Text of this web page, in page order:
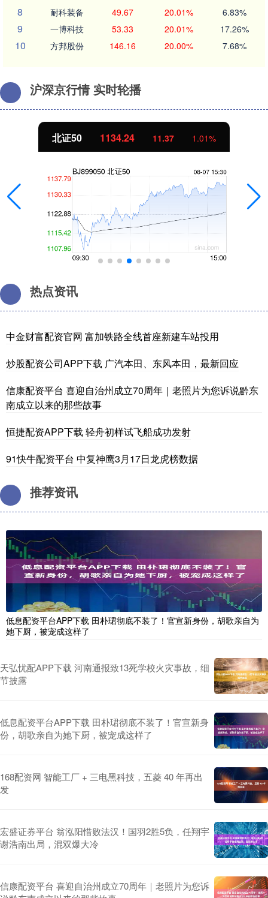
8 耐科装备 49.67 20.01% 6.83%
9 一博科技 53.33 20.01% 17.26%
10 方邦股份 146.16 20.00% 7.68%
沪深京行情 实时轮播
北证50 1134.24 11.37 1.01%
热点资讯
中金财富配资官网 富加铁路全线首座新建车站投用
炒股配资公司APP下载 广汽本田、东风本田，最新回应
信康配资平台 喜迎自治州成立70周年｜老照片为您诉说黔东
南成立以来的那些故事
恒捷配资APP下载 轻舟初样试飞船成功发射
91快牛配资平台 中复神鹰3月17日龙虎榜数据
推荐资讯
低息配资平台APP下载 田朴珺彻底不装了！官宣新身份，胡歌亲自为
她下厨，被宠成这样了
天弘忧配APP下载 河南通报致13死学校火灾事故，细
节披露
低息配资平台APP下载 田朴珺彻底不装了！官宣新身
份，胡歌亲自为她下厨，被宠成这样了
168配资网 智能工厂 + 三电黑科技，五菱 40 年再出
发
宏盛证券平台 翁泓阳惜败法汉！国羽2胜5负，任翔宇
谢浩南出局，混双爆大冷
信康配资平台 喜迎自治州成立70周年｜老照片为您诉